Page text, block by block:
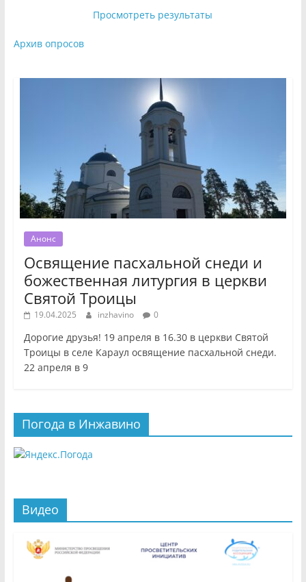
Просмотреть результаты
Архив опросов
Анонс
Освящение пасхальной снеди и
божественная литургия в церкви
Святой Троицы
19.04.2025 inzhavino 0
Дорогие друзья! 19 апреля в 16.30 в церкви Святой
Троицы в селе Караул освящение пасхальной снеди.
22 апреля в 9
Погода в Инжавино
Видео